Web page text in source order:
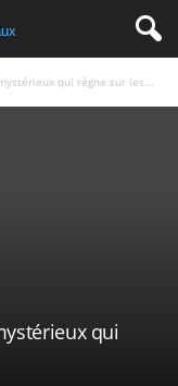
qui règne sur les...
qui